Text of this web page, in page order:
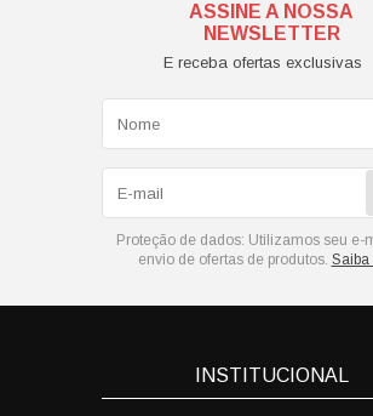
ASSINE A NOSSA
NEWSLETTER
E receba ofertas exclusivas
Proteção de dados: Utilizamos seu e-
envio de ofertas de produtos. Saiba
INSTITUCIONAL